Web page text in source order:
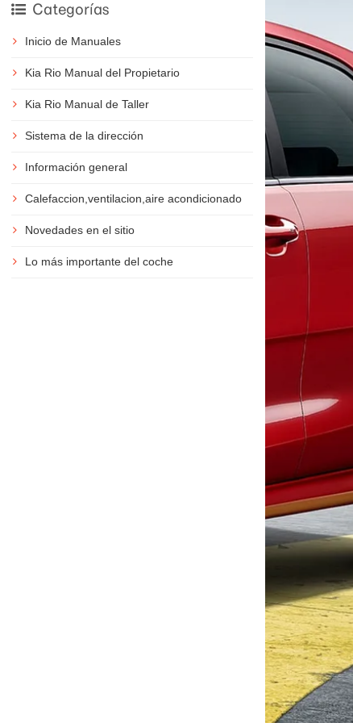
Categorías
Inicio de Manuales
Kia Rio Manual del Propietario
Kia Rio Manual de Taller
Sistema de la dirección
Información general
Calefaccion,ventilacion,aire acondicionado
Novedades en el sitio
Lo más importante del coche